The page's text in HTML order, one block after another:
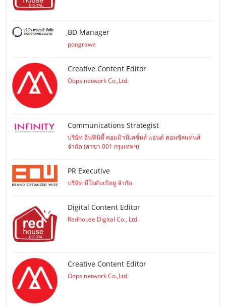
ฺBD Manager
pongrawe
Creative Content Editor
Oops network Co.,Ltd.
Communications Strategist
บริษัท อินฟินิตี้ คอมมิวนิเคชั่นส์ แอนด์ คอนซัลแทนส์
จำกัด (สาขา 001 กรุงเทพฯ)
PR Executive
บริษัท บีโอดับเบิลยู จำกัด
Digital Content Editor
Redhouse Digital Co., Ltd.
Creative Content Editor
Oops network Co.,Ltd.